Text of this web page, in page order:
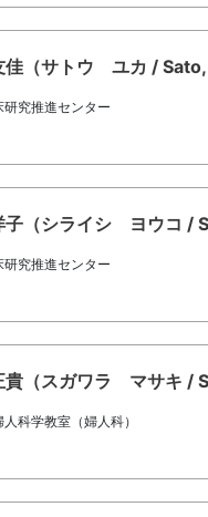
（サトウ ユカ / Sato,
研究推進センター
（シライシ ヨウコ /
研究推進センター
（スガワラ マサキ /
科学教室（婦人科）